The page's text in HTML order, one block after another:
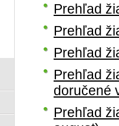
Prehľad
Prehľad
Prehľad
Prehľad
doručené
Prehľad